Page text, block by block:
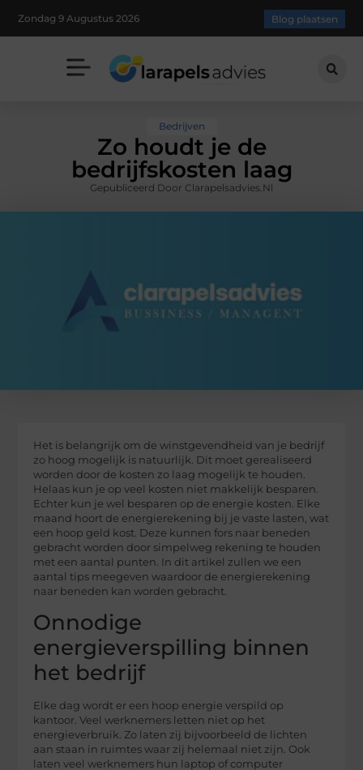
Zondag 9 Augustus 2026 Blog plaatsen
Bedrijven
Zo houdt je de
bedrijfskosten laag
Gepubliceerd Door Clarapelsadvies.nl
Het is belangrijk om de winstgevendheid van je bedrijf
zo hoog mogelijk is natuurlijk. Dit moet gerealiseerd
worden door de kosten zo laag mogelijk te houden.
Helaas kun je op veel kosten niet makkelijk besparen.
Echter kun je wel besparen op de energie kosten. Elke
maand hoort de energierekening bij je vaste lasten, wat
een hoop geld kost. Deze kunnen fors naar beneden
gebracht worden door simpelweg rekening te houden
met een aantal punten. In dit artikel zullen we een
aantal tips meegeven waardoor de energierekening
naar beneden kan worden gebracht.
Onnodige
energieverspilling binnen
het bedrijf
Elke dag wordt er een hoop energie verspild op
kantoor. Veel werknemers letten niet op het
energieverbruik. Zo laten zij bijvoorbeeld de lichten
aan staan in ruimtes waar zij helemaal niet zijn. Ook
laten veel werknemers hun laptop of computer